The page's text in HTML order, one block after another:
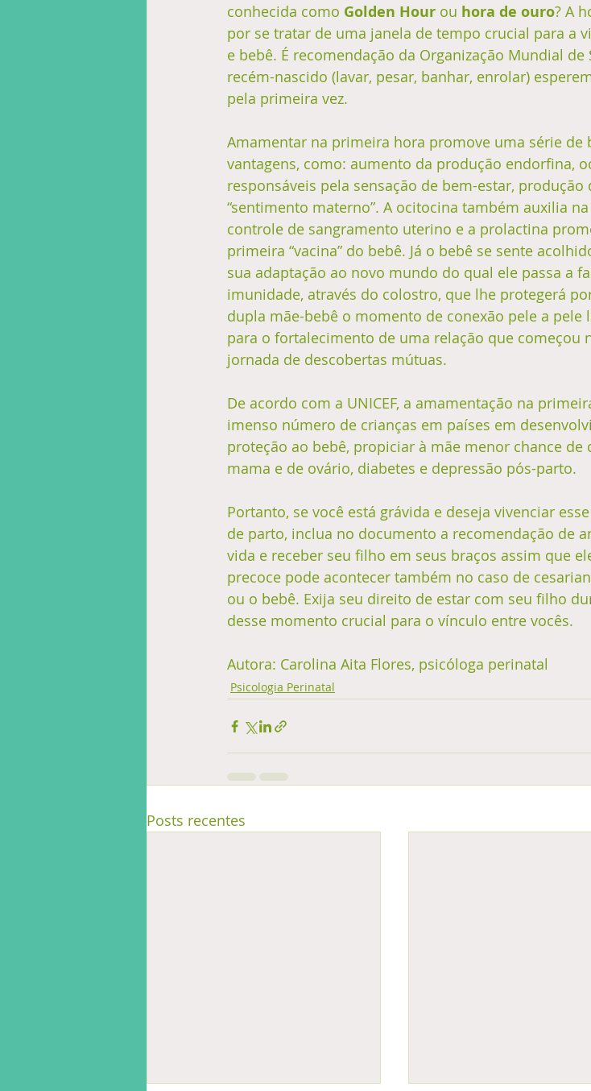
conhecida como Golden Hour ou hora de ouro? A
por se tratar de uma janela de tempo crucial para a
e bebê. É recomendação da Organização Mundial
recém-nascido (lavar, pesar, banhar, enrolar)
pela primeira vez.
Amamentar na primeira hora promove uma série de
vantagens, como: aumento da produção endorfina,
responsáveis pela sensação de bem-estar,
“sentimento materno”. A ocitocina também auxilia
controle de sangramento uterino e a prolactina
primeira “vacina” do bebê. Já o bebê se sente
sua adaptação ao novo mundo do qual ele passa a
imunidade, através do colostro, que lhe protegerá
dupla mãe-bebê o momento de conexão pele a
para o fortalecimento de uma relação que começou
jornada de descobertas mútuas.
De acordo com a UNICEF, a amamentação na
imenso número de crianças em países em
proteção ao bebê, propiciar à mãe menor chance de
mama e de ovário, diabetes e depressão pós-parto.
Portanto, se você está grávida e deseja vivenciar
de parto, inclua no documento a recomendação de
vida e receber seu filho em seus braços assim que
precoce pode acontecer também no caso de
ou o bebê. Exija seu direito de estar com seu filho
desse momento crucial para o vínculo entre vocês.
Autora: Carolina Aita Flores, psicóloga perinatal
Psicologia Perinatal
Posts recentes